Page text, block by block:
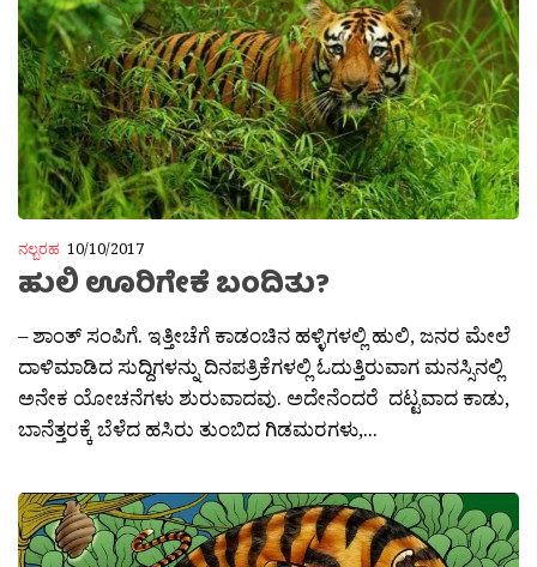
ನಲ್ಬರಹ 10/10/2017
ಹುಲಿ ಊರಿಗೇಕೆ ಬಂದಿತು?
– ಶಾಂತ್ ಸಂಪಿಗೆ. ಇತ್ತೀಚೆಗೆ ಕಾಡಂಚಿನ ಹಳ್ಳಿಗಳಲ್ಲಿ ಹುಲಿ, ಜನರ ಮೇಲೆ
ದಾಳಿಮಾಡಿದ ಸುದ್ದಿಗಳನ್ನು ದಿನಪತ್ರಿಕೆಗಳಲ್ಲಿ ಓದುತ್ತಿರುವಾಗ ಮನಸ್ಸಿನಲ್ಲಿ
ಅನೇಕ ಯೋಚನೆಗಳು ಶುರುವಾದವು. ಅದೇನೆಂದರೆ ದಟ್ಟವಾದ ಕಾಡು,
ಬಾನೆತ್ತರಕ್ಕೆ ಬೆಳೆದ ಹಸಿರು ತುಂಬಿದ ಗಿಡಮರಗಳು,...